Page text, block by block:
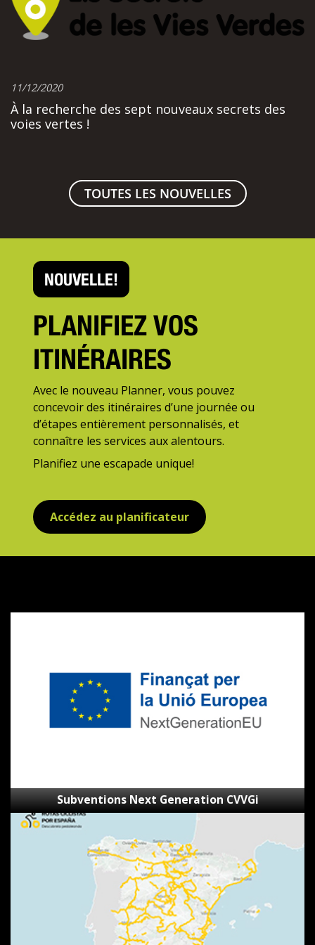
11/12/2020
À la recherche des sept nouveaux secrets des
voies vertes !
TOUTES LES NOUVELLES
NOUVELLE!
PLANIFIEZ VOS
ITINÉRAIRES
Avec le nouveau Planner, vous pouvez
concevoir des itinéraires d’une journée ou
d’étapes entièrement personnalisés, et
connaître les services aux alentours.
Planifiez une escapade unique!
Accédez au planificateur
Subventions Next Generation CVVGi
SpainByBike